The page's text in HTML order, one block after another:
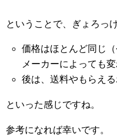
ということで、ぎょろっ
価格はほとんど同じ
メーカーによっても変
後は、送料やもらえ
といった感じですね。
参考になれば幸いです。